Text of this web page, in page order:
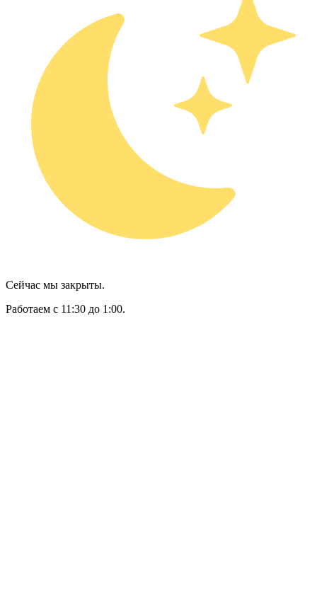
Сейчас мы закрыты.
Работаем с 11:30 до 1:00.